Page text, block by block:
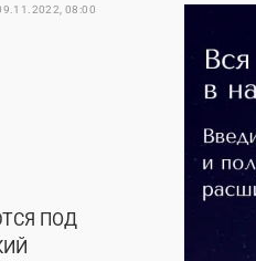
08:00
ПОД